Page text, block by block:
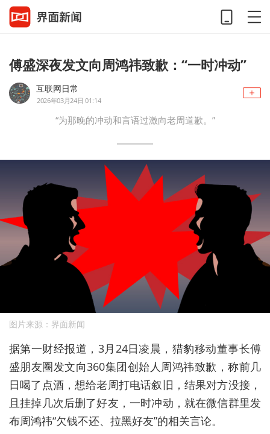
傅盛深夜发文向周鸿祎致歉：“一时冲动”
互联网日常
2026年03月24日 01:14
“为那晚的冲动和言语过激向老周道歉。”
图片来源：界面新闻
据第一财经报道，3月24日凌晨，猎豹移动董事长傅
盛朋友圈发文向360集团创始人周鸿祎致歉，称前几
日喝了点酒，想给老周打电话叙旧，结果对方没接，
且挂掉几次后删了好友，一时冲动，就在微信群里发
布周鸿祎“欠钱不还、拉黑好友”的相关言论。